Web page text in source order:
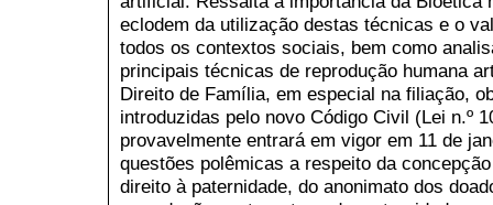
eclodem da utilização destas técnicas e o
todos os contextos sociais, bem como
principais técnicas de reprodução humana
Direito de Família, em especial na filiação,
introduzidas pelo novo Código Civil (Lei n.º
provavelmente entrará em vigor em 11 de
questões polêmicas a respeito da
direito à paternidade, do anonimato dos